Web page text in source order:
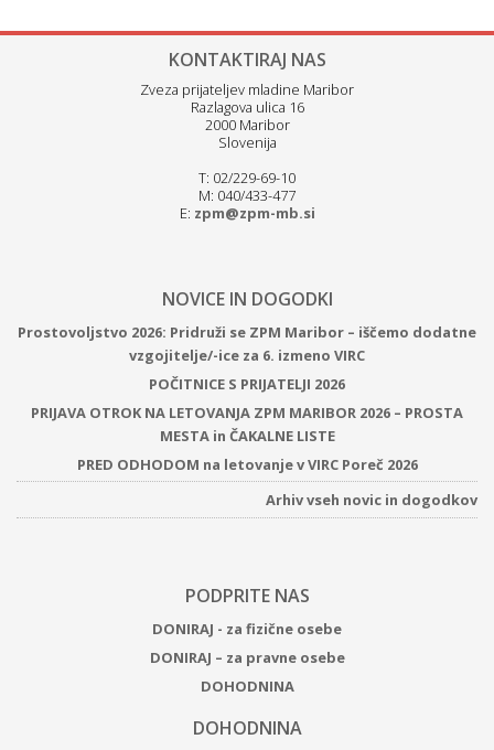
KONTAKTIRAJ NAS
Zveza prijateljev mladine Maribor
Razlagova ulica 16
2000 Maribor
Slovenija
T: 02/229-69-10
M: 040/433-477
E: zpm@zpm-mb.si
NOVICE IN DOGODKI
Prostovoljstvo 2026: Pridruži se ZPM Maribor – iščemo dodatne
vzgojitelje/-ice za 6. izmeno VIRC
POČITNICE S PRIJATELJI 2026
PRIJAVA OTROK NA LETOVANJA ZPM MARIBOR 2026 – PROSTA
MESTA in ČAKALNE LISTE
PRED ODHODOM na letovanje v VIRC Poreč 2026
Arhiv vseh novic in dogodkov
PODPRITE NAS
DONIRAJ - za fizične osebe
DONIRAJ – za pravne osebe
DOHODNINA
DOHODNINA